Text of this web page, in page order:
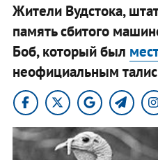
Жители Вудстока,
память сбитого
Боб, который был
неофициальным